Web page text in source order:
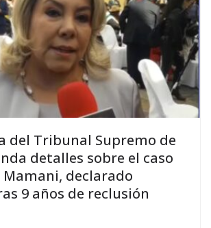
del Tribunal Supremo de
detalles sobre el caso
Mamani, declarado
9 años de reclusión